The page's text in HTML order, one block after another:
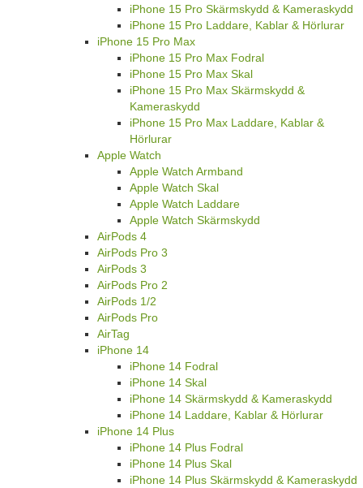
iPhone 15 Pro Skärmskydd & Kameraskydd
iPhone 15 Pro Laddare, Kablar & Hörlurar
iPhone 15 Pro Max
iPhone 15 Pro Max Fodral
iPhone 15 Pro Max Skal
iPhone 15 Pro Max Skärmskydd &
Kameraskydd
iPhone 15 Pro Max Laddare, Kablar &
Hörlurar
Apple Watch
Apple Watch Armband
Apple Watch Skal
Apple Watch Laddare
Apple Watch Skärmskydd
AirPods 4
AirPods Pro 3
AirPods 3
AirPods Pro 2
AirPods 1/2
AirPods Pro
AirTag
iPhone 14
iPhone 14 Fodral
iPhone 14 Skal
iPhone 14 Skärmskydd & Kameraskydd
iPhone 14 Laddare, Kablar & Hörlurar
iPhone 14 Plus
iPhone 14 Plus Fodral
iPhone 14 Plus Skal
iPhone 14 Plus Skärmskydd & Kameraskydd